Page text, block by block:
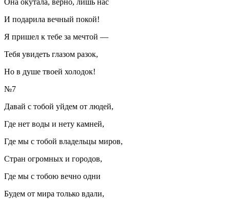
Она окутала, верно, лишь нас
И подарила вечный покой!
Я пришел к тебе за мечтой —
Тебя увидеть глазом разок,
Но в душе твоей холодок!
№7
Давай с тобой уйдем от людей,
Где нет воды и нету камней,
Где мы с тобой владельцы миров,
Стран огромных и городов,
Где мы с тобою вечно одни
Будем от мира только вдали,